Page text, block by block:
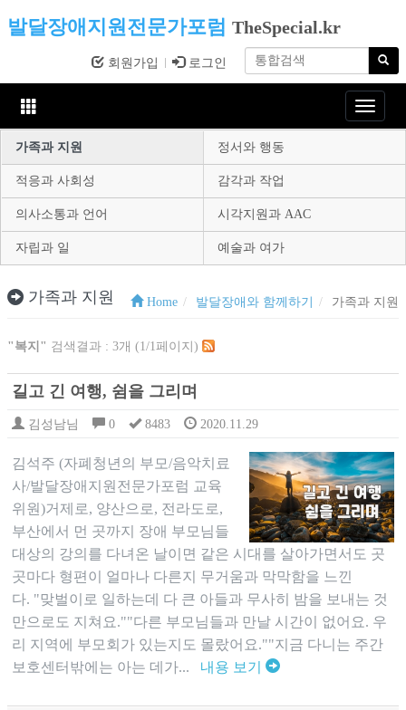
발달장애지원전문가포럼 TheSpecial.kr
회원가입 로그인
Toggle
가족과 지원
정서와 행동
적응과 사회성 감각과 작업
의사소통과 언어 시각지원과 AAC
자립과 일 예술과 여가
가족과 지원 Home 발달장애와 함께하기 가족과 지원
"복지" 검색결과 : 3개 (1/1페이지)
길고 긴 여행, 쉼을 그리며
김성남님 0 8483 2020.11.29
김석주 (자폐청년의 부모/음악치료
사/발달장애지원전문가포럼 교육
위원)​거제로, 양산으로, 전라도로,
부산에서 먼 곳까지 장애 부모님들
대상의 강의를 다녀온 날이면 같은 시대를 살아가면서도 곳
곳마다 형편이 얼마나 다른지 무거움과 막막함을 느낀
다. "맞벌이로 일하는데 다 큰 아들과 무사히 밤을 보내는 것
만으로도 지쳐요.""다른 부모님들과 만날 시간이 없어요. 우
리 지역에 부모회가 있는지도 몰랐어요.""지금 다니는 주간
보호센터밖에는 아는 데가... 내용 보기